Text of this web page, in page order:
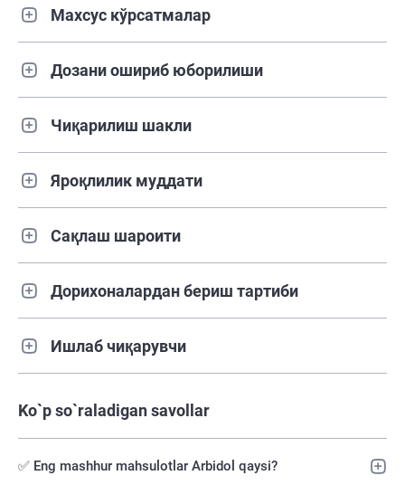
Махсус кўрсатмалар
Дозани ошириб юборилиши
Чиқарилиш шакли
Яроқлилик муддати
Сақлаш шароити
Дорихоналардан бериш тартиби
Ишлаб чиқарувчи
Ko`p so`raladigan savollar
✅ Eng mashhur mahsulotlar Arbidol qaysi?